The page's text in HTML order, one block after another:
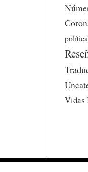
Vidas